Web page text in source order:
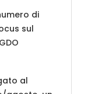
di
sul
al